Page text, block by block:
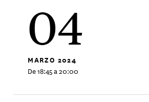
04
MARZO 2024
De 18:45 a 20:00